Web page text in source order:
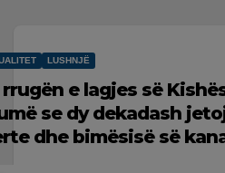
LUSHNJË
rrugën e lagjes së
se dy dekadash
dhe bimësisë së